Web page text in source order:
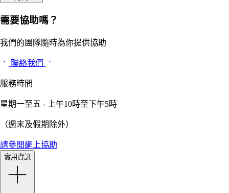
需要協助嗎？
我們的團隊隨時為你提供協助
聯絡我們
服務時間
星期一至五 - 上午10時至下午5時
（週末及假期除外）
請參閱網上協助
實用資訊